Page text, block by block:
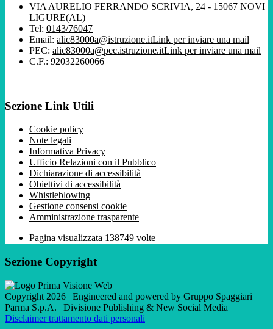
VIA AURELIO FERRANDO SCRIVIA, 24 - 15067 NOVI
LIGURE(AL)
Tel: 0143/76047
Email: alic83000a@istruzione.itLink per inviare una mail
PEC: alic83000a@pec.istruzione.itLink per inviare una mail
C.F.: 92032260066
Sezione Link Utili
Cookie policy
Note legali
Informativa Privacy
Ufficio Relazioni con il Pubblico
Dichiarazione di accessibilità
Obiettivi di accessibilità
Whistleblowing
Gestione consensi cookie
Amministrazione trasparente
Pagina visualizzata 138749 volte
Sezione Copyright
Copyright 2026 | Engineered and powered by Gruppo Spaggiari
Parma S.p.A. | Divisione Publishing & New Social Media
Disclaimer trattamento dati personali